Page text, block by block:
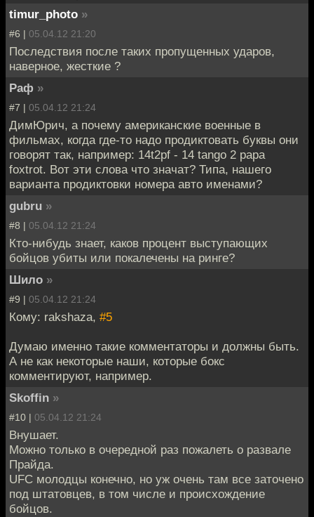
timur_photo »
#6 | 05.04.12 21:20
Последствия после таких пропущенных ударов,
наверное, жесткие ?
Раф »
#7 | 05.04.12 21:24
ДимЮрич, а почему американские военные в
фильмах, когда где-то надо продиктовать буквы они
говорят так, например: 14t2pf - 14 tango 2 papa
foxtrot. Вот эти слова что значат? Типа, нашего
варианта продиктовки номера авто именами?
gubru »
#8 | 05.04.12 21:24
Кто-нибудь знает, каков процент выступающих
бойцов убиты или покалечены на ринге?
Шило »
#9 | 05.04.12 21:24
Кому: rakshaza, #5
Думаю именно такие комментаторы и должны быть.
А не как некоторые наши, которые бокс
комментируют, например.
Skoffin »
#10 | 05.04.12 21:24
Внушает.
Можно только в очередной раз пожалеть о развале
Прайда.
UFC молодцы конечно, но уж очень там все заточено
под штатовцев, в том числе и происхождение
бойцов.